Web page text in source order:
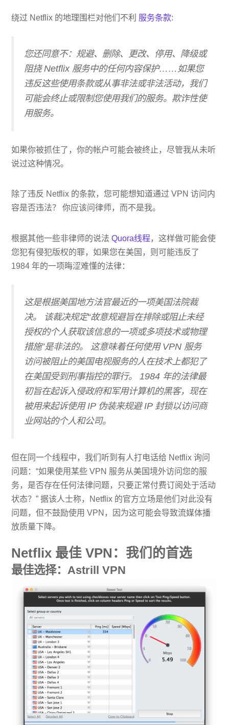
绕过 Netflix 的地理围栏对他们不利 服务条款:
您还同意不：规避、删除、更改、停用、降级或
阻挠 Netflix 服务中的任何内容保护……如果您
违反这些使用条款或从事非法或非法活动，我们
可能会终止或限制您使用我们的服务。欺诈性使
用服务。
如果你被抓住了，你的帐户可能会被终止，尽管我从未听
说过这种情况。
除了违反 Netflix 的条款，您可能想知道通过 VPN 访问内
容是否违法？ 你应该问律师，而不是我。
根据其他一些非律师的说法Quora线程 ，这样做可能会使
您犯有侵犯版权的罪，如果您在美国，则可能违反了
1984 年的一项晦涩难懂的法律：
这是根据美国地方法官最近的一项美国法院裁
决。 该裁决规定“故意规避旨在排除或阻止未经
授权的个人获取该信息的一项或多项技术或物理
措施”是非法的。 这意味着任何使用 VPN 服务
访问被阻止的美国电视服务的人在技术上都犯了
在美国受到刑事指控的罪行。 1984 年的法律最
初旨在起诉入侵政府和军用计算机的黑客，现在
被用来起诉使用 IP 伪装来规避 IP 封锁以访问商
业网站的个人和公司。
但在同一个线程中，我们听到有人打电话给 Netflix 询问
问题：“如果使用某些 VPN 服务从美国境外访问您的服
务，是否存在任何法律问题，只要正常付费订阅处于活动
状态？” 据该人士称，Netflix 的官方立场是他们对此没有
问题，但不鼓励使用 VPN，因为这可能会导致流媒体播
放质量下降。
Netflix 最佳 VPN：我们的首选
最佳选择：Astrill VPN